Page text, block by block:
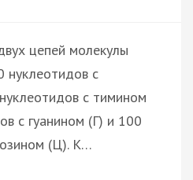
цепей молекулы
с
с тимином
с гуанином (Г) и 100
(Ц). К…